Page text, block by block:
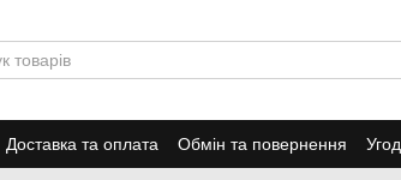
Доставка та оплата Обмін та повернення